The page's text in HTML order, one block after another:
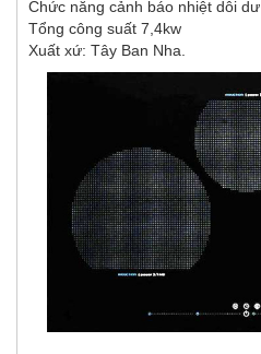
Chức năng cảnh báo nhiệt dôi dư
Tổng công suất 7,4kw
Xuất xứ: Tây Ban Nha.